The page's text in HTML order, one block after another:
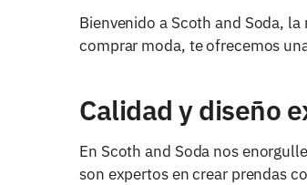
Bienvenido a Scoth and Soda,
comprar moda, te ofrecemos
Calidad y diseño
En Scoth and Soda nos
son expertos en crear prendas